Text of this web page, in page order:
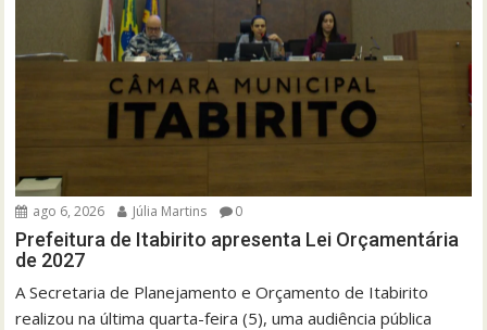
ago 6, 2026 Júlia Martins 0
Prefeitura de Itabirito apresenta Lei Orçamentária
de 2027
A Secretaria de Planejamento e Orçamento de Itabirito
realizou na última quarta-feira (5), uma audiência pública